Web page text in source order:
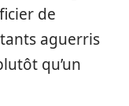
de
aguerris
qu’un